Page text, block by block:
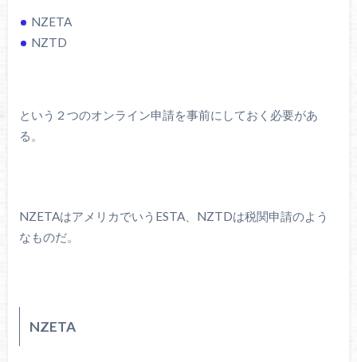
NZETA
NZTD
という２つのオンライン申請を事前にしておく必要があ
る。
NZETAはアメリカでいうESTA、NZTDは税関申請のよう
なものだ。
NZETA